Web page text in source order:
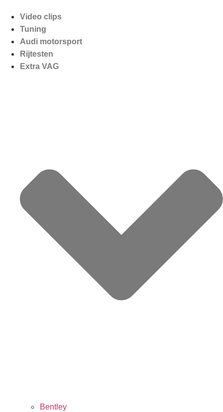
Video clips
Tuning
Audi motorsport
Rijtesten
Extra VAG
Bentley